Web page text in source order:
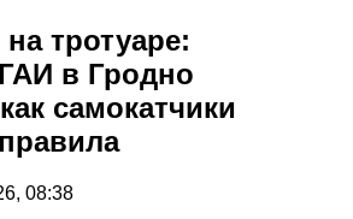
тротуаре:
в Гродно
самокатчики
08:38